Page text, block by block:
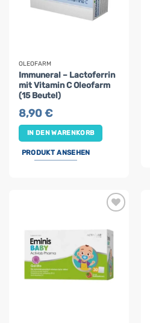
OLEOFARM
Immuneral – Lactoferrin
mit Vitamin C Oleofarm
(15 Beutel)
8,90€
IN DEN WARENKORB
PRODUKT ANSEHEN